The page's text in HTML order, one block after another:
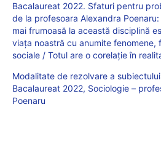
Bacalaureat 2022. Sfaturi pentru
de la profesoara Alexandra
mai frumoasă la această disciplină
viața noastră cu anumite fenomene,
sociale / Totul are o corelație în
Modalitate de rezolvare a
Bacalaureat 2022, Sociologie –
Poenaru